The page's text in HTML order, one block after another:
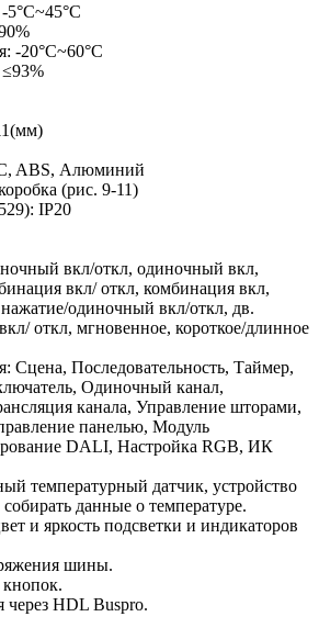
5°C~45°C
-20°C~60°C
ABS, Алюминий
(рис. 9-11)
IP20
вкл/откл, одиночный вкл,
вкл/ откл, комбинация вкл,
одиночный вкл/откл, дв.
откл, мгновенное, короткое/длинное
Сцена, Последовательность, Таймер,
Одиночный канал,
канала, Управление шторами,
панелью, Модуль
DALI, Настройка RGB, ИК
температурный датчик, устройство
данные о температуре.
и яркость подсветки и индикаторов
шины.
HDL Buspro.